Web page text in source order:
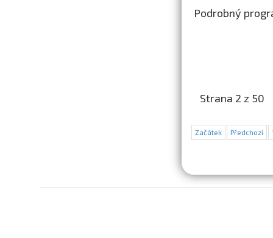
Podrobný
Strana 2 z 50
Začátek Předchozí